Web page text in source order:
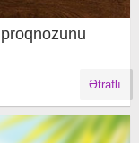
Ətraflı